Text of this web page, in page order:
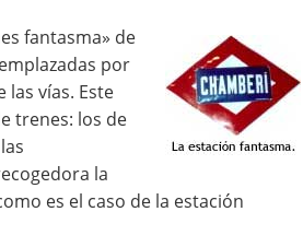
fantasma» de
por
vías. Este
trenes: los de
la
es el caso de la estación